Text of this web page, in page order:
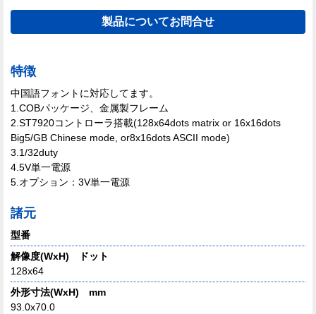
製品についてお問合せ
特徴
中国語フォントに対応してます。
1.COBパッケージ、金属製フレーム
2.ST7920コントローラ搭載(128x64dots matrix or 16x16dots
Big5/GB Chinese mode, or8x16dots ASCII mode)
3.1/32duty
4.5V単一電源
5.オプション：3V単一電源
諸元
型番
解像度(WxH) ドット
128x64
外形寸法(WxH) mm
93.0x70.0